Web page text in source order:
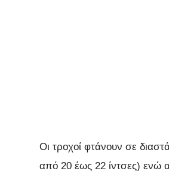
Οι τροχοί φτάνουν σε
από 20 έως 22 ίντσες) ενώ